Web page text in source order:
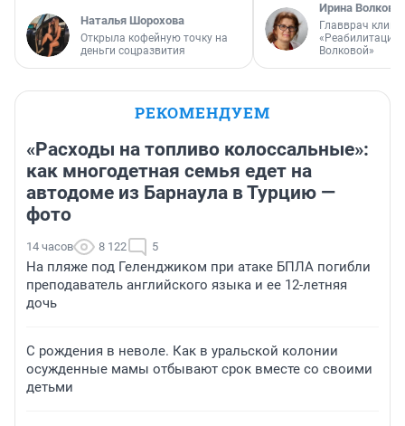
Наталья Шорохова
Открыла кофейную точку на
деньги соцразвития
Ирина Волкова
Главврач
«Реабилитация
Волковой»
РЕКОМЕНДУЕМ
«Расходы на топливо колоссальные»:
как многодетная семья едет на
автодоме из Барнаула в Турцию —
фото
14 часов 8 122 5
На пляже под Геленджиком при атаке БПЛА погибли
преподаватель английского языка и ее 12-летняя
дочь
С рождения в неволе. Как в уральской колонии
осужденные мамы отбывают срок вместе со своими
детьми